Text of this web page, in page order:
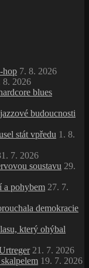
7. 8. 2026
8. 2026
blues
budoucnosti
stát vpředu 1. 8.
7. 2026
soustavu 29.
a pohybem 27. 7.
demokracie
který ohýbal
21. 7. 2026
19. 7. 2026